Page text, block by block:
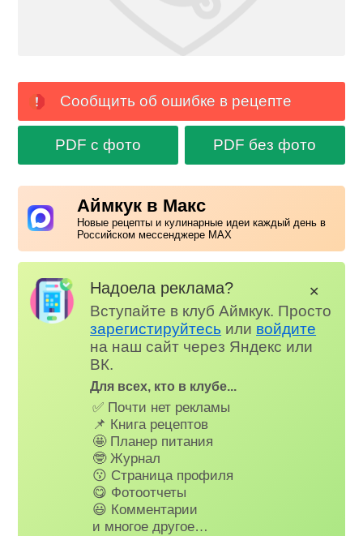
Сообщить об ошибке в рецепте
PDF с фото PDF без фото
Аймкук в Макс
Новые рецепты и кулинарные идеи каждый день в
Российском мессенджере MAX
Надоела реклама?
Вступайте в клуб Аймкук. Просто
зарегистируйтесь или войдите
на наш сайт через Яндекс или
ВК.
Для всех, кто в клубе...
✅ Почти нет рекламы
📌 Книга рецептов
🤩 Планер питания
🤓 Журнал
😗 Страница профиля
😋 Фотоотчеты
😃 Комментарии
и многое другое…
✕